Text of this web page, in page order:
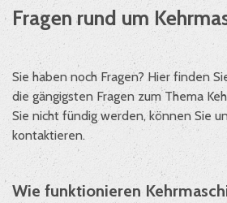
Fragen rund um
Sie haben noch Fragen? Hier finden
die gängigsten Fragen zum Thema
Sie nicht fündig werden, können Sie
kontaktieren.
Wie funktionieren